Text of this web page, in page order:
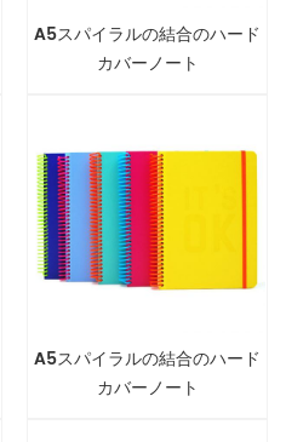
A5スパイラルの結合のハード
カバーノート
A5スパイラルの結合のハード
カバーノート